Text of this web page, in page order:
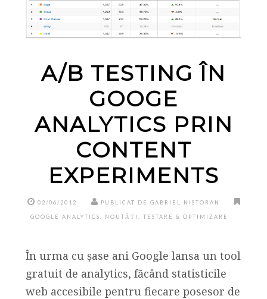
A/B TESTING ÎN
GOOGE
ANALYTICS PRIN
CONTENT
EXPERIMENTS
02/06/2012 PUBLICAT DE GABRIEL NISTORAN
GOOGLE ANALYTICS NOUTĂȚI TESTARE & OPTIMIZARE
În urma cu șase ani Google lansa un tool
gratuit de analytics, făcând statisticile
web accesibile pentru fiecare posesor de